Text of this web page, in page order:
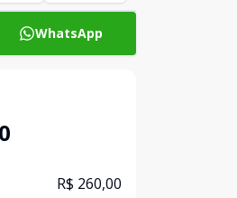
WhatsApp
R$ 260,00